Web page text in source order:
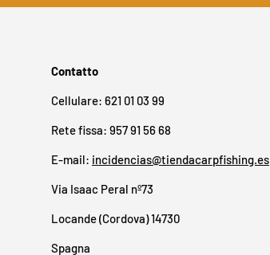
Contatto
Cellulare: 621 01 03 99
Rete fissa: 957 91 56 68
E-mail: incidencias@tiendacarpfishing.es
Via Isaac Peral nº73
Locande (Cordova) 14730
Spagna